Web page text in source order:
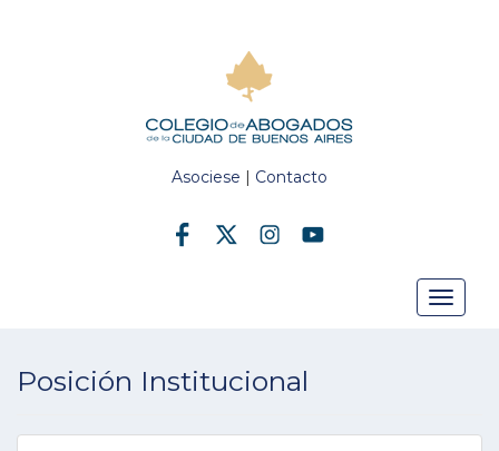
Asociese | Contacto
Toggle
Posición Institucional